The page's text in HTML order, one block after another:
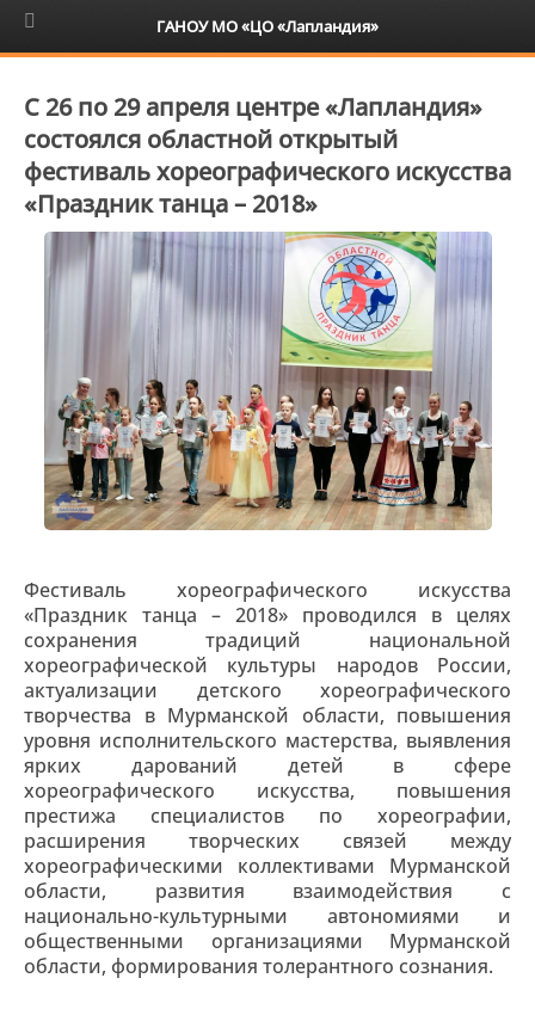
6+
С 26 по 29 апреля центре «Лапландия»
состоялся областной открытый
фестиваль хореографического искусства
«Праздник танца – 2018»
Фестиваль хореографического искусства
«Праздник танца – 2018» проводился в целях
сохранения традиций национальной
хореографической культуры народов России,
актуализации детского хореографического
творчества в Мурманской области, повышения
уровня исполнительского мастерства, выявления
ярких дарований детей в сфере
хореографического искусства, повышения
престижа специалистов по хореографии,
расширения творческих связей между
хореографическими коллективами Мурманской
области, развития взаимодействия с
национально-культурными автономиями и
общественными организациями Мурманской
области, формирования толерантного сознания.
ГАНОУ МО «ЦО «Лапландия»